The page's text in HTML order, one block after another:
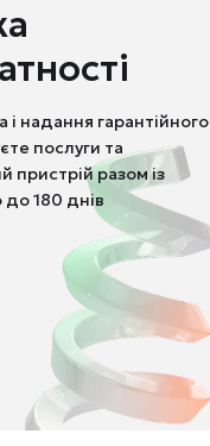
і надання гарантійного
послуги та
пристрій разом із
до 180 днів